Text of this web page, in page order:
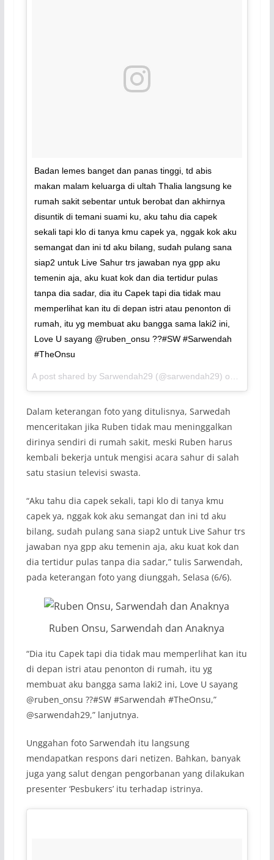
Badan lemes banget dan panas tinggi, td abis
makan malam keluarga di ultah Thalia langsung ke
rumah sakit sebentar untuk berobat dan akhirnya
disuntik di temani suami ku, aku tahu dia capek
sekali tapi klo di tanya kmu capek ya, nggak kok aku
semangat dan ini td aku bilang, sudah pulang sana
siap2 untuk Live Sahur trs jawaban nya gpp aku
temenin aja, aku kuat kok dan dia tertidur pulas
tanpa dia sadar, dia itu Capek tapi dia tidak mau
memperlihat kan itu di depan istri atau penonton di
rumah, itu yg membuat aku bangga sama laki2 ini,
Love U sayang @ruben_onsu ??#SW #Sarwendah
#TheOnsu
A post shared by Sarwendah29 (@sarwendah29) on Jun 5,
Dalam keterangan foto yang ditulisnya, Sarwedah
menceritakan jika Ruben tidak mau meninggalkan
dirinya sendiri di rumah sakit, meski Ruben harus
kembali bekerja untuk mengisi acara sahur di salah
satu stasiun televisi swasta.
“Aku tahu dia capek sekali, tapi klo di tanya kmu
capek ya, nggak kok aku semangat dan ini td aku
bilang, sudah pulang sana siap2 untuk Live Sahur trs
jawaban nya gpp aku temenin aja, aku kuat kok dan
dia tertidur pulas tanpa dia sadar,” tulis Sarwendah,
pada keterangan foto yang diunggah, Selasa (6/6).
Ruben Onsu, Sarwendah dan Anaknya
“Dia itu Capek tapi dia tidak mau memperlihat kan itu
di depan istri atau penonton di rumah, itu yg
membuat aku bangga sama laki2 ini, Love U sayang
@ruben_onsu ??#SW #Sarwendah #TheOnsu,”
@sarwendah29,” lanjutnya.
Unggahan foto Sarwendah itu langsung
mendapatkan respons dari netizen. Bahkan, banyak
juga yang salut dengan pengorbanan yang dilakukan
presenter ‘Pesbukers’ itu terhadap istrinya.